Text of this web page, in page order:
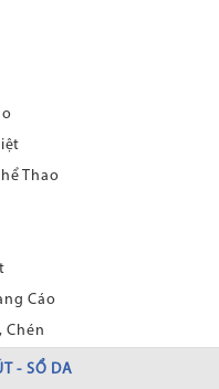
Thao
Cáo
Chén
- SỔ DA